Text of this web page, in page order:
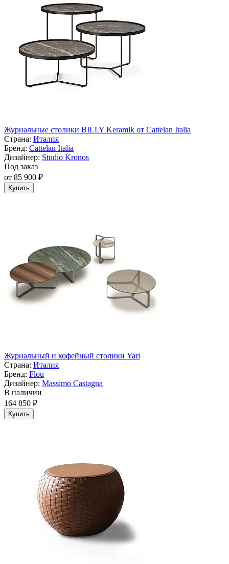
Журнальные столики BILLY Keramik от Cattelan Italia
Страна: Италия
Бренд: Cattelan Italia
Дизайнер: Studio Kronos
Под заказ
от 85 900 ₽
Купить
Журнальный и кофейный столики Yari
Страна: Италия
Бренд: Flou
Дизайнер: Massimo Castagna
В наличии
164 850 ₽
Купить